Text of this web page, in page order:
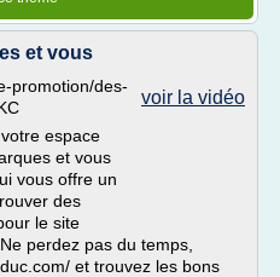
et vous
voir la vidéo
promotion/des-
espace
et vous
vous offre un
des
le site
perdez pas du temps,
et trouvez les bons